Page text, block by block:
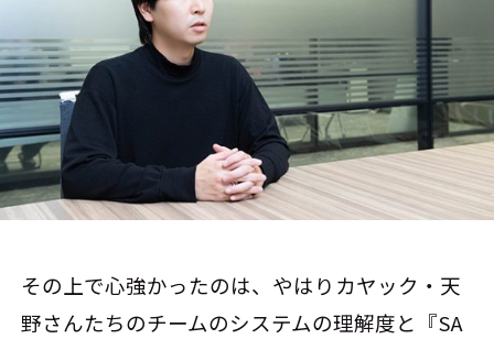
その上で心強かったのは、やはりカヤック・天
野さんたちのチームのシステムの理解度と『SA